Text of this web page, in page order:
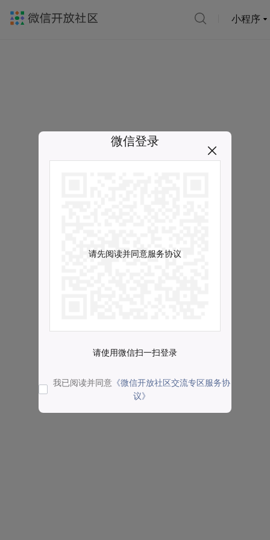
小程序
微信登录
请先阅读并同意服务协议
请使用微信扫一扫登录
我已阅读并同意 《微信开放社区交流专区服务协
议》